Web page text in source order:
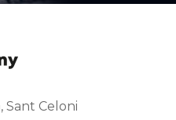
Sant Celoni